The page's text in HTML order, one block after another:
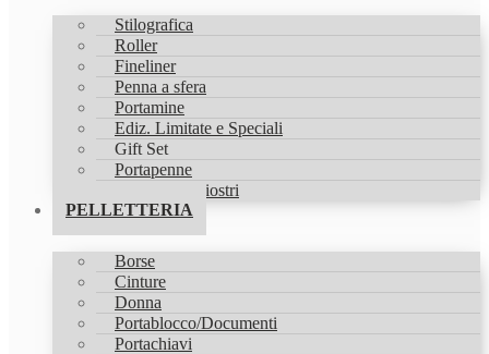
Stilografica
Roller
Fineliner
Penna a sfera
Portamine
Ediz. Limitate e Speciali
Gift Set
Portapenne
Refill & Inchiostri
PELLETTERIA
Borse
Cinture
Donna
Portablocco/Documenti
Portachiavi